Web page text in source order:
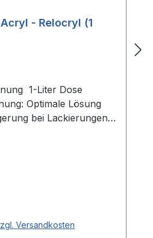
- Relocryl (1
1-Liter Dose
Optimale Lösung
bei Lackierungen.
Verursacht schwere
Kann bei
Eindringen in die
Versandkosten